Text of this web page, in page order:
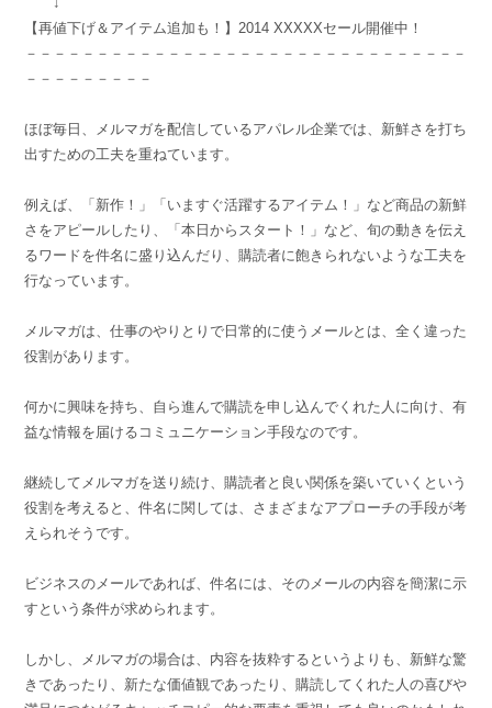
【再値下げ＆アイテム追加も！】2014 XXXXXセール開催中！
－－－－－－－－－－－－－－－－－－－－－－－－－－－－－－－
－－－－－－－－－
ほぼ毎日、メルマガを配信しているアパレル企業では、新鮮さを打ち
出すための工夫を重ねています。
例えば、「新作！」「いますぐ活躍するアイテム！」など商品の新鮮
さをアピールしたり、「本日からスタート！」など、旬の動きを伝え
るワードを件名に盛り込んだり、購読者に飽きられないような工夫を
行なっています。
メルマガは、仕事のやりとりで日常的に使うメールとは、全く違った
役割があります。
何かに興味を持ち、自ら進んで購読を申し込んでくれた人に向け、有
益な情報を届けるコミュニケーション手段なのです。
継続してメルマガを送り続け、購読者と良い関係を築いていくという
役割を考えると、件名に関しては、さまざまなアプローチの手段が考
えられそうです。
ビジネスのメールであれば、件名には、そのメールの内容を簡潔に示
すという条件が求められます。
しかし、メルマガの場合は、内容を抜粋するというよりも、新鮮な驚
きであったり、新たな価値観であったり、購読してくれた人の喜びや